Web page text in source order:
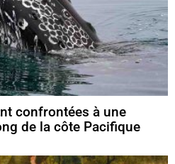
confrontées à une
de la côte Pacifique